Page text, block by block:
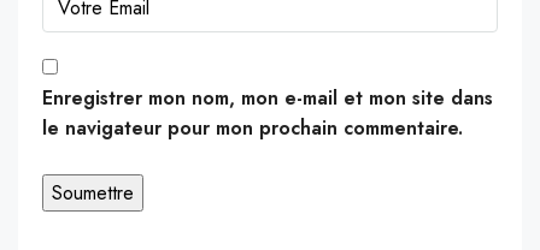
Enregistrer mon nom, mon e-mail et mon site dans
le navigateur pour mon prochain commentaire.